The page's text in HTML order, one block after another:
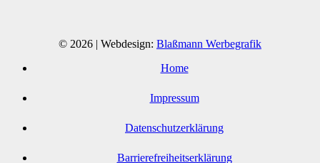
© 2026 | Webdesign: Blaßmann Werbegrafik
Home
Impressum
Datenschutzerklärung
Barrierefreiheitserklärung